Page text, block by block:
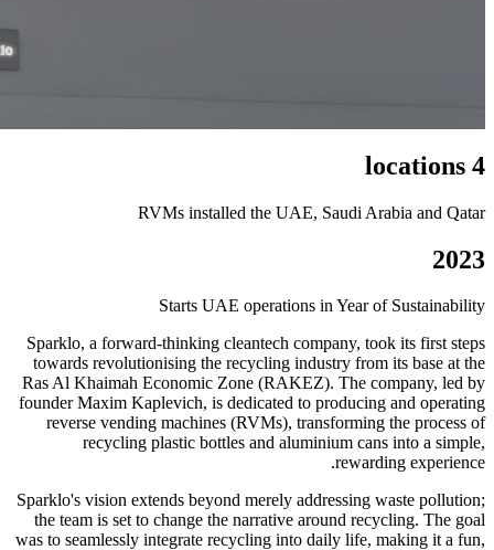
4 locations
RVMs installed the UAE, Saudi Arabia and Qatar
2023
Starts UAE operations in Year of Sustainability
Sparklo, a forward-thinking cleantech company, took its first steps
towards revolutionising the recycling industry from its base at the
Ras Al Khaimah Economic Zone (RAKEZ). The company, led by
founder Maxim Kaplevich, is dedicated to producing and operating
reverse vending machines (RVMs), transforming the process of
recycling plastic bottles and aluminium cans into a simple,
rewarding experience.
Sparklo's vision extends beyond merely addressing waste pollution;
the team is set to change the narrative around recycling. The goal
was to seamlessly integrate recycling into daily life, making it a fun,